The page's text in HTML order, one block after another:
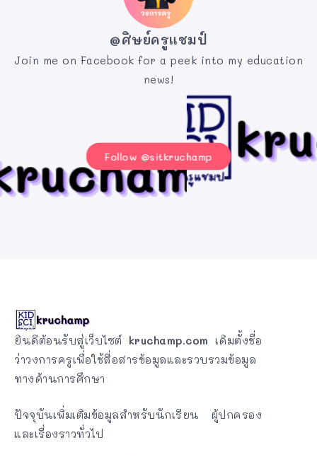
@ศิษย์ครูแชมป์
Join me on Facebook for a peek into my education
news!
Follow @sitkruchamp
ยินดีต้อนรับสู่เว็บไซต์ kruchamp.com เดิมตั้งชื่อ
ว่าวงการครูเพื่อใช้สื่อสารข้อมูลและรวบรวมข้อมูล
ทางด้านการศึกษา
ปัจจุบันเพิ่มเติมข้อมูลสำหรับนักเรียน ผู้ปกครอง
และเรื่องราวทั่วไป